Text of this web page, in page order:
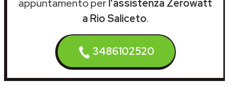
appuntamento perl'assistenza Zerowatt
a Rio Saliceto.
3486102520